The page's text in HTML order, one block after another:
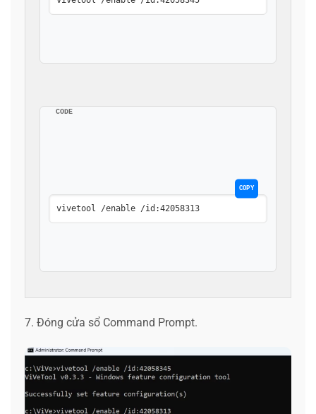
CODE
COPY
vivetool /enable /id:42058313
7. Đóng cửa sổ Command Prompt.